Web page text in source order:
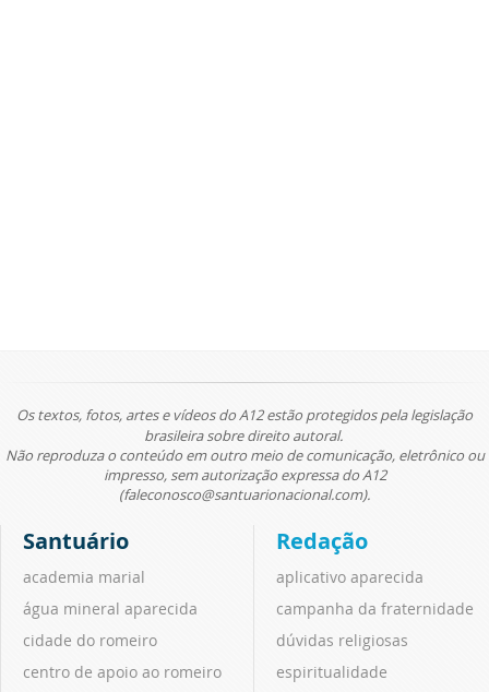
Os textos, fotos, artes e vídeos do A12 estão protegidos pela legislação
brasileira sobre direito autoral.
Não reproduza o conteúdo em outro meio de comunicação, eletrônico ou
impresso, sem autorização expressa do A12
(faleconosco@santuarionacional.com).
Santuário
academia marial
água mineral aparecida
cidade do romeiro
centro de apoio ao romeiro
Redação
aplicativo aparecida
campanha da fraternidade
dúvidas religiosas
espiritualidade